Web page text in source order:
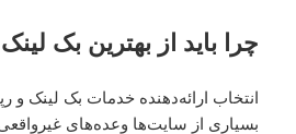
چرا باید از بهترین بک
انتخاب ارائه‌دهنده خدمات بک لینک و
بسیاری از سایت‌ها وعده‌های